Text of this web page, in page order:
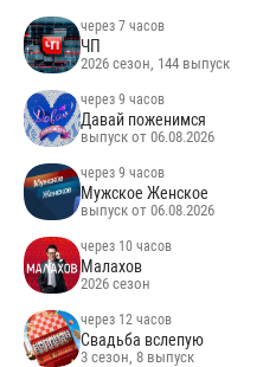
через 7 часов
ЧП
2026 сезон, 144 выпуск
через 9 часов
Давай поженимся
выпуск от 06.08.2026
через 9 часов
Мужское Женское
выпуск от 06.08.2026
через 10 часов
Малахов
2026 сезон
через 12 часов
Свадьба вслепую
3 сезон, 8 выпуск